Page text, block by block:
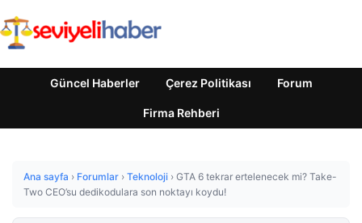
Güncel Haberler Çerez Politikası Forum
Firma Rehberi
Ana sayfa › Forumlar › Teknoloji › GTA 6 tekrar ertelenecek mi? Take-
Two CEO’su dedikodulara son noktayı koydu!